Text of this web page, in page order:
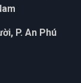
P. An Phú